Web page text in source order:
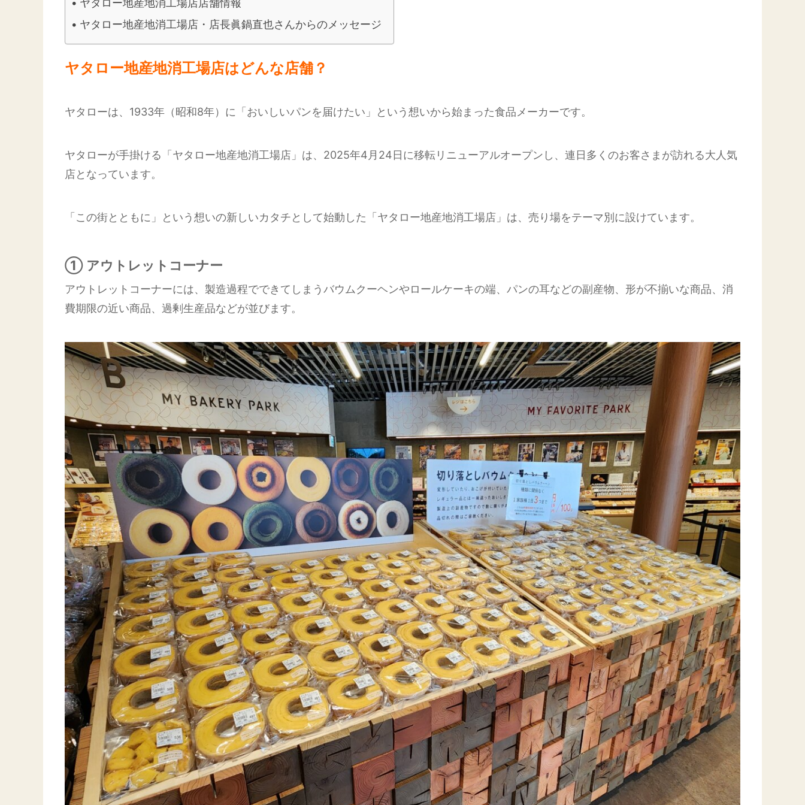
ヤタロー地産地消工場店店舗情報
ヤタロー地産地消工場店・店長眞鍋直也さんからのメッセージ
ヤタロー地産地消工場店はどんな店舗？
ヤタローは、1933年（昭和8年）に「おいしいパンを届けたい」という想いから始まった食品メーカーです。
ヤタローが手掛ける「ヤタロー地産地消工場店」は、2025年4月24日に移転リニューアルオープンし、連日多くのお客さまが訪れる大人気
店となっています。
「この街とともに」という想いの新しいカタチとして始動した「ヤタロー地産地消工場店」は、売り場をテーマ別に設けています。
① アウトレットコーナー
アウトレットコーナーには、製造過程でできてしまうバウムクーヘンやロールケーキの端、パンの耳などの副産物、形が不揃いな商品、消
費期限の近い商品、過剰生産品などが並びます。